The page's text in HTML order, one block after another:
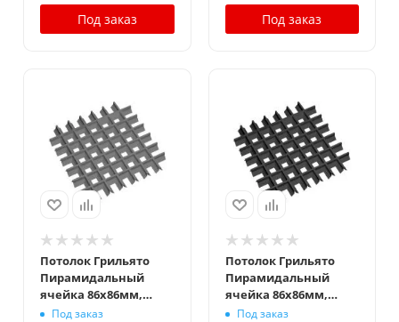
Под заказ Под заказ
Потолок Грильято
Пирамидальный
ячейка 86х86мм,
металлик матовый,
Под заказ
Потолок Грильято
Пирамидальный
ячейка 86х86мм,
черный, высота 35
Под заказ